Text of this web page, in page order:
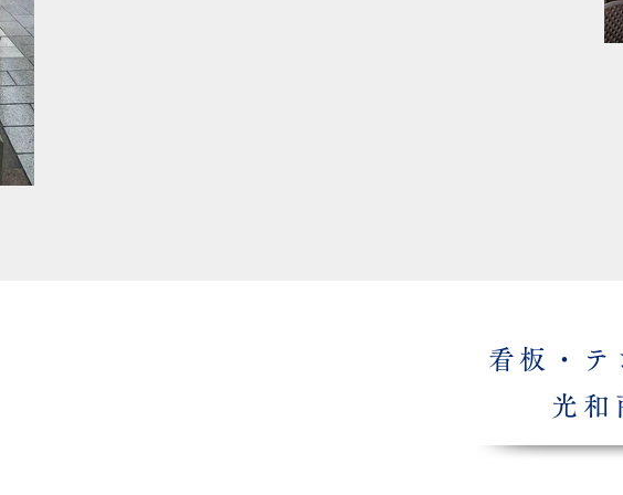
看板・
光和